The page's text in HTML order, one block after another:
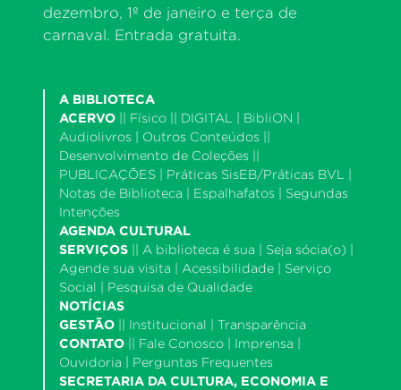
dezembro, 1º de janeiro e terça de
carnaval. Entrada gratuita.
A BIBLIOTECA
ACERVO
Físico || DIGITAL | BibliON
Audiolivros
Outros Conteúdos
Desenvolvimento de Coleções
PUBLICAÇÕES | Práticas SisEB/Práticas BVL
Notas de Biblioteca
Espalhafatos
Segundas
Intenções
AGENDA CULTURAL
SERVIÇOS
A biblioteca é sua Seja sócia(o)
Agende sua visita
Acessibilidade
Serviço
Social
Pesquisa de Qualidade
NOTÍCIAS
GESTÃO
Institucional
Transparência
CONTATO
Fale Conosco Imprensa
Ouvidoria
Perguntas Frequentes
SECRETARIA DA CULTURA, ECONOMIA E